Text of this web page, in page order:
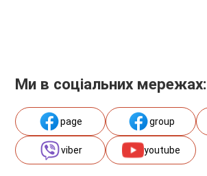
Ми в соціальних мережах:
page group
viber youtube